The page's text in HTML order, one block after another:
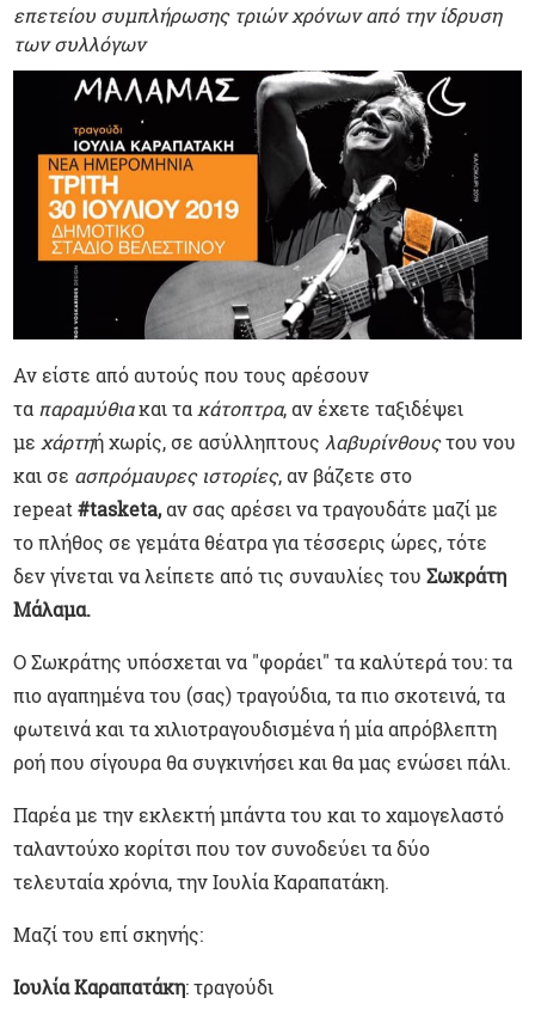
επετείου συμπλήρωσης τριών χρόνων από την ίδρυση
των συλλόγων
Αν είστε από αυτούς που τους αρέσουν
τα παραμύθιακαι τα κάτοπτρα, αν έχετε ταξιδέψει
με χάρτηή χωρίς, σε ασύλληπτους λαβυρίνθουςτου νου
και σε ασπρόμαυρες ιστορίες, αν βάζετε στο
repeat#tasketa,αν σας αρέσει να τραγουδάτε μαζί με
το πλήθος σε γεμάτα θέατρα για τέσσερις ώρες, τότε
δεν γίνεται να λείπετε από τις συναυλίες τουΣωκράτη
Μάλαμα.
Ο Σωκράτης υπόσχεται να "φοράει" τα καλύτερά του: τα
πιο αγαπημένα του (σας) τραγούδια, τα πιο σκοτεινά, τα
φωτεινά και τα χιλιοτραγουδισμένα ή μία απρόβλεπτη
ροή που σίγουρα θα συγκινήσει και θα μας ενώσει πάλι.
Παρέα με την εκλεκτή μπάντα του και το χαμογελαστό
ταλαντούχο κορίτσι που τον συνοδεύει τα δύο
τελευταία χρόνια, την Ιουλία Καραπατάκη.
Μαζί του επί σκηνής:
Ιουλία Καραπατάκη: τραγούδι